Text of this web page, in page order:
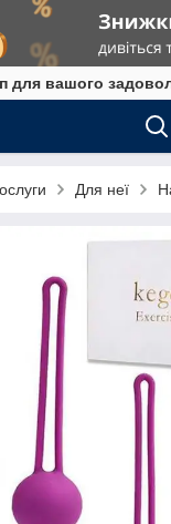
для вашого
Для неї